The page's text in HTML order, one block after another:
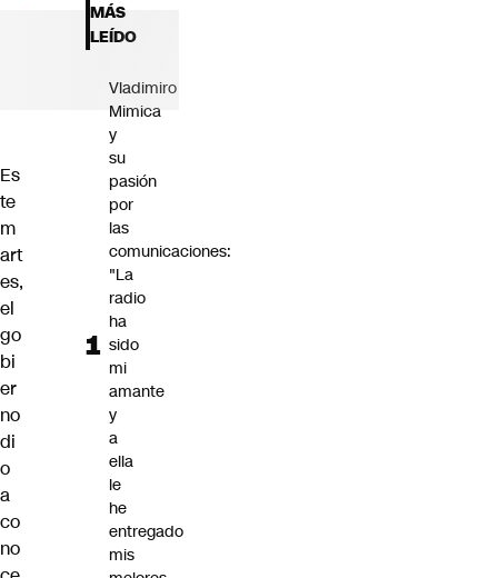
Es
te
m
art
es,
el
go
bi
er
no
di
o
a
co
no
MÁS
LEÍDO
Vladimiro
Mimica
y
su
pasión
por
las
comunicaciones:
"La
radio
ha
sido
mi
amante
y
a
ella
le
he
entregado
mis